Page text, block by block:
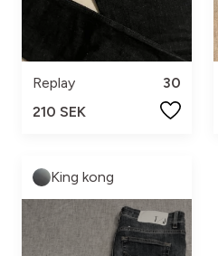
Replay
30
210 SEK
King kong